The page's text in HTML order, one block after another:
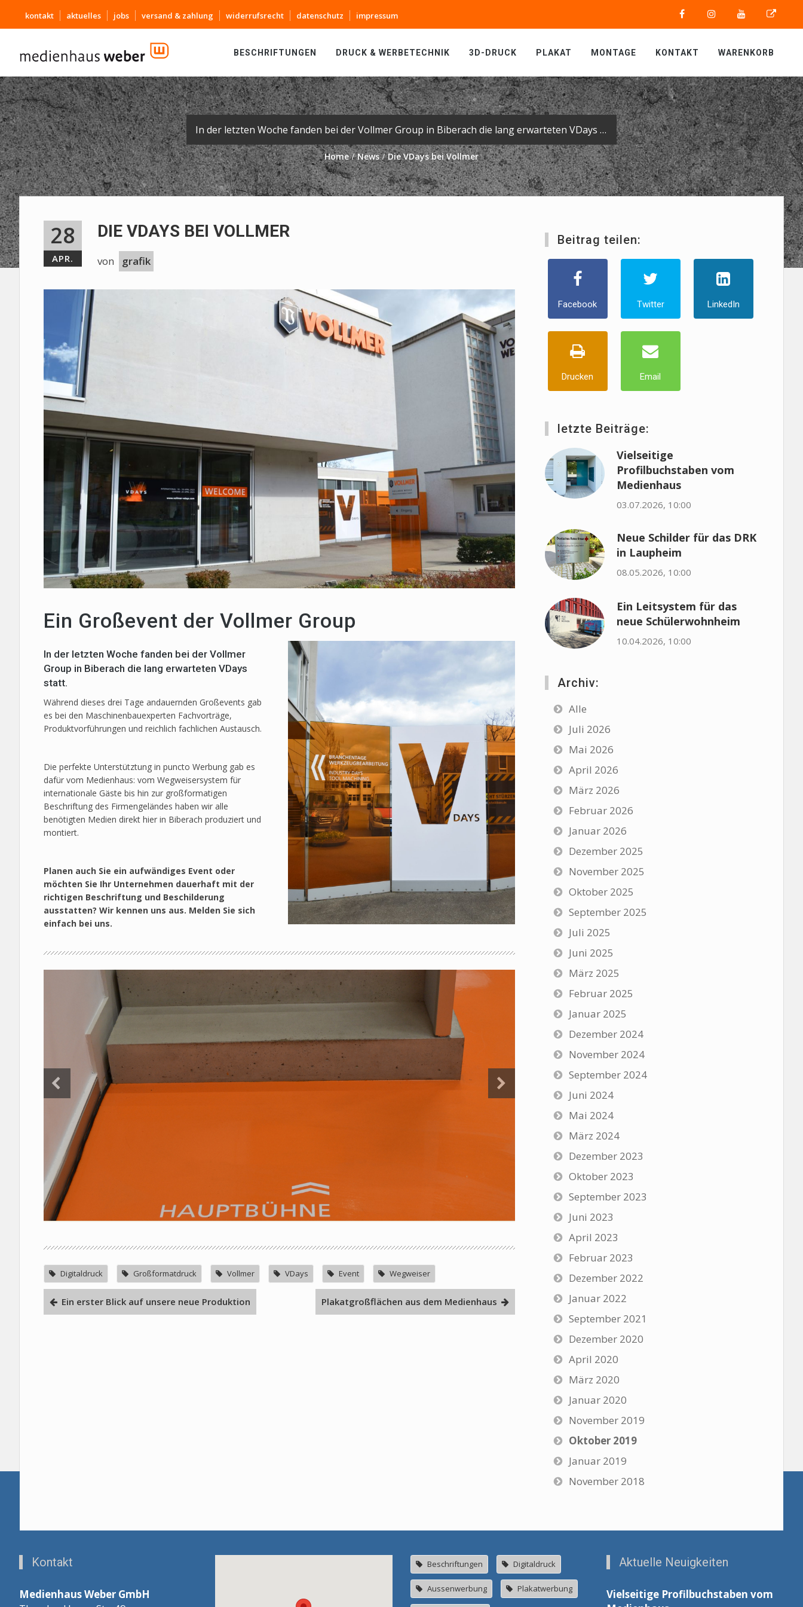
kontakt aktuelles jobs versand & zahlung widerrufsrecht datenschutz impressum
BESCHRIFTUNGEN DRUCK & WERBETECHNIK 3D-DRUCK PLAKAT MONTAGE KONTAKT WARENKORB
In der letzten Woche fanden bei der Vollmer Group in Biberach die lang erwarteten VDays statt. Mit dabei: Eventbeschriftung aus dem Medienhaus.
Home News Die VDays bei Vollmer
28
APR.
DIE VDAYS BEI VOLLMER
von grafik
Ein Großevent der Vollmer Group
In der letzten Woche fanden bei der Vollmer
Group in Biberach die lang erwarteten VDays
statt.
Während dieses drei Tage andauernden Großevents gab
es bei den Maschinenbauexperten Fachvorträge,
Produktvorführungen und reichlich fachlichen Austausch.
Die perfekte Unterstütztung in puncto Werbung gab es
dafür vom Medienhaus: vom Wegweisersystem für
internationale Gäste bis hin zur großformatigen
Beschriftung des Firmengeländes haben wir alle
benötigten Medien direkt hier in Biberach produziert und
montiert.
Planen auch Sie ein aufwändiges Event oder
möchten Sie Ihr Unternehmen dauerhaft mit der
richtigen Beschriftung und Beschilderung
ausstatten? Wir kennen uns aus. Melden Sie sich
einfach bei uns.
Digitaldruck Großformatdruck Vollmer VDays Event Wegweiser
Ein erster Blick auf unsere neue Produktion Plakatgroßflächen aus dem Medienhaus
Beitrag teilen:
Facebook Twitter LinkedIn
Drucken Email
letzte Beiträge:
Vielseitige
Profilbuchstaben vom
Medienhaus
03.07.2026, 10:00
Neue Schilder für das DRK
in Laupheim
08.05.2026, 10:00
Ein Leitsystem für das
neue Schülerwohnheim
10.04.2026, 10:00
Archiv:
Alle
Juli 2026
Mai 2026
April 2026
März 2026
Februar 2026
Januar 2026
Dezember 2025
November 2025
Oktober 2025
September 2025
Juli 2025
Juni 2025
März 2025
Februar 2025
Januar 2025
Dezember 2024
November 2024
September 2024
Juni 2024
Mai 2024
März 2024
Dezember 2023
Oktober 2023
September 2023
Juni 2023
April 2023
Februar 2023
Dezember 2022
Januar 2022
September 2021
Dezember 2020
April 2020
März 2020
Januar 2020
November 2019
Oktober 2019
Januar 2019
November 2018
Kontakt
Medienhaus Weber GmbH
Beschriftungen Digitaldruck
Aussenwerbung Plakatwerbung
Aktuelle Neuigkeiten
Vielseitige Profilbuchstaben vom